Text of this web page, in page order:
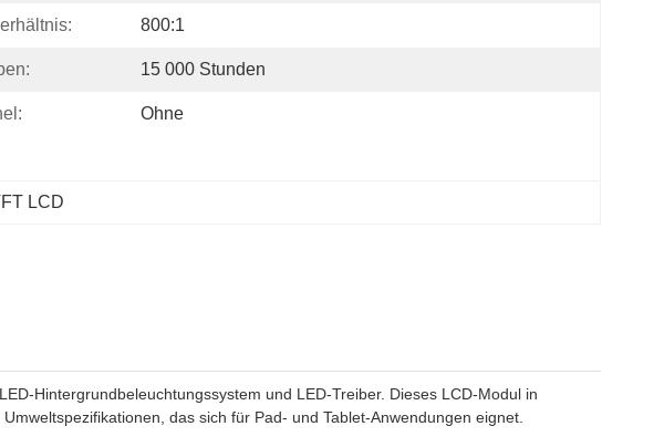
800:1
15 000 Stunden
Ohne
LCD
Hintergrundbeleuchtungssystem und LED-Treiber. Dieses LCD-Modul in
das sich für Pad- und Tablet-Anwendungen eignet.